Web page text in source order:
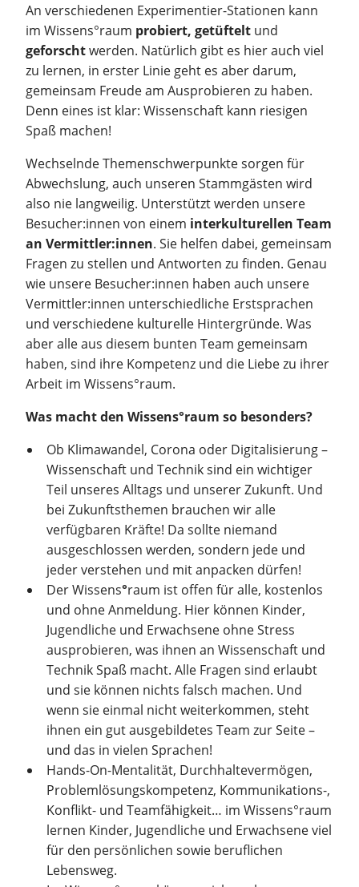
An verschiedenen Experimentier-Stationen kann
im Wissens°raum probiert, getüftelt und
geforschtwerden. Natürlich gibt es hier auch viel
zu lernen, in erster Linie geht es aber darum,
gemeinsam Freude am Ausprobieren zu haben.
Denn eines ist klar: Wissenschaft kann riesigen
Spaß machen!
Wechselnde Themenschwerpunkte sorgen für
Abwechslung, auch unseren Stammgästen wird
also nie langweilig. Unterstützt werden unsere
Besucher:innen von einem interkulturellen Team
an Vermittler:innen. Sie helfen dabei, gemeinsam
Fragen zu stellen und Antworten zu finden. Genau
wie unsere Besucher:innen haben auch unsere
Vermittler:innen unterschiedliche Erstsprachen
und verschiedene kulturelle Hintergründe. Was
aber alle aus diesem bunten Team gemeinsam
haben, sind ihre Kompetenz und die Liebe zu ihrer
Arbeit im Wissens°raum.
Was macht den Wissens°raum so besonders?
Ob Klimawandel, Corona oder Digitalisierung –
Wissenschaft und Technik sind ein wichtiger
Teil unseres Alltags und unserer Zukunft. Und
bei Zukunftsthemen brauchen wir alle
verfügbaren Kräfte! Da sollte niemand
ausgeschlossen werden, sondern jede und
jeder verstehen und mit anpacken dürfen!
Der Wissens°raum ist offen für alle, kostenlos
und ohne Anmeldung. Hier können Kinder,
Jugendliche und Erwachsene ohne Stress
ausprobieren, was ihnen an Wissenschaft und
Technik Spaß macht. Alle Fragen sind erlaubt
und sie können nichts falsch machen. Und
wenn sie einmal nicht weiterkommen, steht
ihnen ein gut ausgebildetes Team zur Seite –
und das in vielen Sprachen!
Hands-On-Mentalität, Durchhaltevermögen,
Problemlösungskompetenz, Kommunikations-,
Konflikt- und Teamfähigkeit… im Wissens°raum
lernen Kinder, Jugendliche und Erwachsene viel
für den persönlichen sowie beruflichen
Lebensweg.